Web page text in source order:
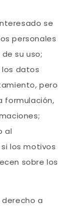
se
personales
su uso;
datos
pero
formulación,
al
los motivos
sobre los
a